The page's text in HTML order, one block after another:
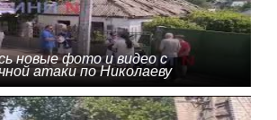
новые фото и видео с
атаки по Николаеву